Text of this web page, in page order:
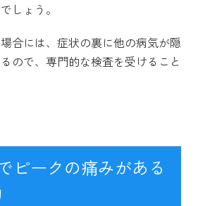
しょう。
合には、症状の裏に他の病気が隠
ので、専門的な検査を受けること
ピークの痛みがある